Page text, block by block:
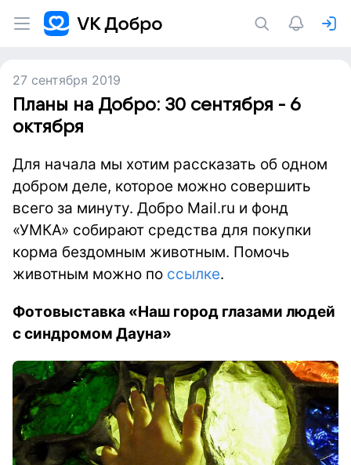
27 сентября 2019
Планы на Добро: 30 сентября - 6
октября
Для начала мы хотим рассказать об одном
добром деле, которое можно совершить
всего за минуту. Добро Mail.ru и фонд
«УМКА» собирают средства для покупки
корма бездомным животным. Помочь
животным можно по ссылке.
Фотовыставка «Наш город глазами людей
с синдромом Дауна»